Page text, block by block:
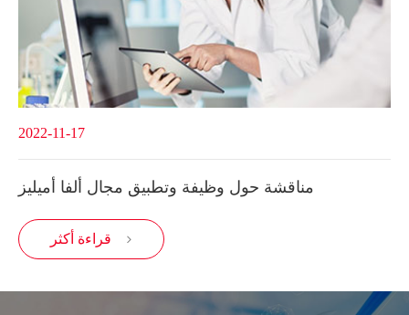
2022-11-17
مناقشة حول وظيفة وتطبيق مجال ألفا أميليز
قراءة أكثر 